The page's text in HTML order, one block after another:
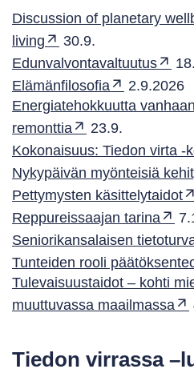
Discussion of planetary
living
30.9.
Edunvalvontavaltuutus
Elämänfilosofia
2.9.2026
Energiatehokkuutta
remonttia
23.9.
Kokonaisuus: Tiedon virta -
Nykypäivän myönteisiä
Pettymysten käsittelytaidot
Reppureissaajan tarina
Seniorikansalaisen
Tunteiden rooli
Tulevaisuustaidot – kohti
muuttuvassa maailmassa
Tiedon virrassa